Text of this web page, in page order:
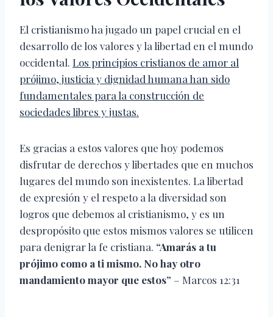
El cristianismo ha jugado un papel crucial en el
desarrollo de los valores y la libertad en el mundo
occidental. Los principios cristianos de amor al
prójimo, justicia y dignidad humana han sido
fundamentales para la construcción de
sociedades libres y justas.
Es gracias a estos valores que hoy podemos
disfrutar de derechos y libertades que en muchos
lugares del mundo son inexistentes. La libertad
de expresión y el respeto a la diversidad son
logros que debemos al cristianismo, y es un
despropósito que estos mismos valores se utilicen
para denigrar la fe cristiana. “Amarás a tu
prójimo como a ti mismo. No hay otro
mandamiento mayor que estos” – Marcos 12:31